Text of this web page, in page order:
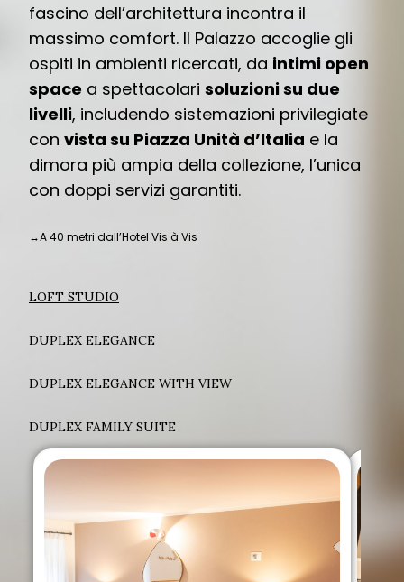
fascino dell’architettura incontra il
massimo comfort. Il Palazzo accoglie gli
ospiti in ambienti ricercati, da intimi open
space a spettacolari soluzioni su due
livelli, includendo sistemazioni privilegiate
con vista su Piazza Unità d’Italia e la
dimora più ampia della collezione, l’unica
con doppi servizi garantiti.
↔A 40 metri dall’Hotel Vis à Vis
LOFT STUDIO
DUPLEX ELEGANCE
DUPLEX ELEGANCE WITH VIEW
DUPLEX FAMILY SUITE